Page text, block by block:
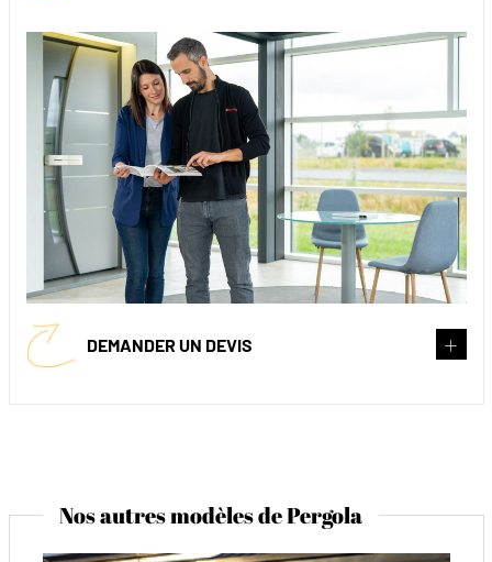
DEMANDER UN DEVIS
Nos autres modèles de Pergola